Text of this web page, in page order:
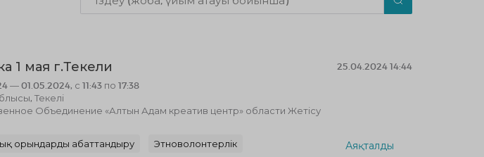
1 мая г.Текели
— 01.05.2024, с 11:43 по 17:38
Текелі
Объединение «Алтын Адам креатив центр» области Жетісу
орындарды абаттандыру Этноволонтерлік
25.04.2024 14:44
Аяқталды